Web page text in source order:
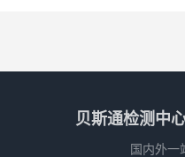
贝斯通检测中
国内外一